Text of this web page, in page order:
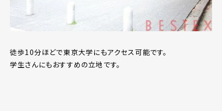
徒歩10分ほどで東京大学にもアクセス可能です。
学生さんにもおすすめの立地です。